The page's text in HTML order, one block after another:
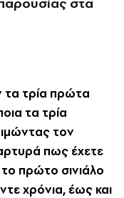
τα τρία πρώτα
τα τρία
τον
πως έχετε
πρώτο σινιάλο
χρόνια, έως και